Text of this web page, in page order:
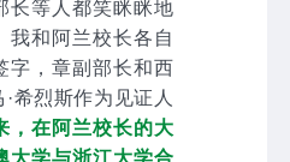
长等人都笑眯眯地
我和阿兰校长各自
字，章副部长和西
希烈斯作为见证人
，在阿兰校长的大
大学与浙江大学合